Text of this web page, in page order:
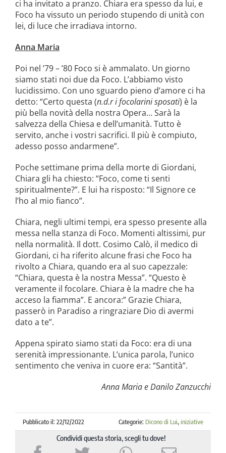
ci ha invitato a pranzo. Chiara era spesso da lui, e
Foco ha vissuto un periodo stupendo di unità con
lei, di luce che irradiava intorno.
Anna Maria
Poi nel ’79 – ’80 Foco si è ammalato. Un giorno
siamo stati noi due da Foco. L’abbiamo visto
lucidissimo. Con uno sguardo pieno d’amore ci ha
detto: “Certo questa (n.d.r i focolarini sposati) è la
più bella novità della nostra Opera… Sarà la
salvezza della Chiesa e dell’umanità. Tutto è
servito, anche i vostri sacrifici. Il più è compiuto,
adesso posso andarmene”.
Poche settimane prima della morte di Giordani,
Chiara gli ha chiesto: “Foco, come ti senti
spiritualmente?”. E lui ha risposto: “Il Signore ce
l’ho al mio fianco”.
Chiara, negli ultimi tempi, era spesso presente alla
messa nella stanza di Foco. Momenti altissimi, pur
nella normalità. Il dott. Cosimo Calò, il medico di
Giordani, ci ha riferito alcune frasi che Foco ha
rivolto a Chiara, quando era al suo capezzale:
“Chiara, questa è la nostra Messa”. “Questo è
veramente il focolare. Chiara è la madre che ha
acceso la fiamma”. E ancora:” Grazie Chiara,
passerò in Paradiso a ringraziare Dio di avermi
dato a te”.
Appena spirato siamo stati da Foco: era di una
serenità impressionante. L’unica parola, l’unico
sentimento che veniva in cuore era: “Santità”.
Anna Maria e Danilo Zanzucchi
Pubblicato il: 22/12/2022 Categorie: Dicono di Lui,iniziative
Condividi questa storia, scegli tu dove!